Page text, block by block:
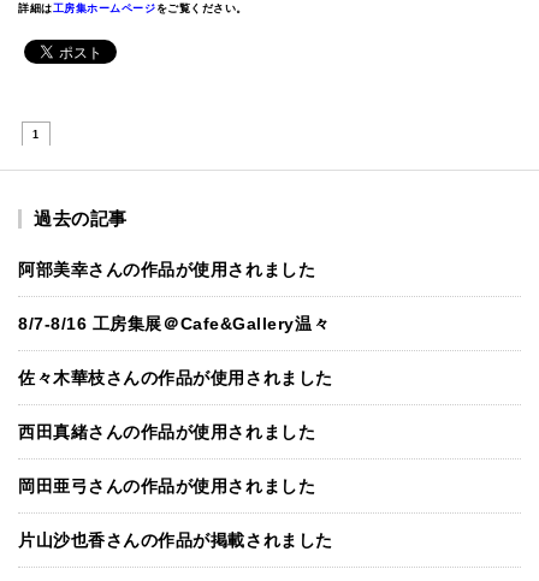
詳細は工房集ホームページ をご覧ください。
1
過去の記事
阿部美幸さんの作品が使用されました
8/7-8/16 工房集展＠Cafe&Gallery温々
佐々木華枝さんの作品が使用されました
西田真緒さんの作品が使用されました
岡田亜弓さんの作品が使用されました
片山沙也香さんの作品が掲載されました